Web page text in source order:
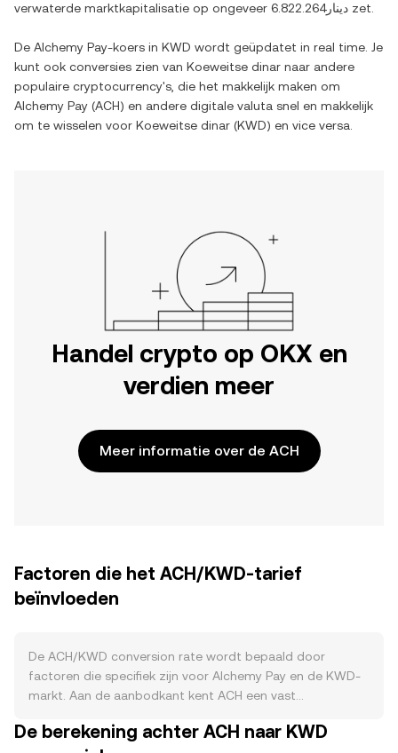
verwaterde marktkapitalisatie op ongeveer
دينار6.822.264 zet.
De Alchemy Pay-koers in KWD wordt geüpdatet in real time. Je
kunt ook conversies zien van Koeweitse dinar naar andere
populaire cryptocurrency's, die het makkelijk maken om
Alchemy Pay (ACH) en andere digitale valuta snel en makkelijk
om te wisselen voor Koeweitse dinar (KWD) en vice versa.
Handel crypto op OKX en
verdien meer
Meer informatie over de ACH
Factoren die het ACH/KWD-tarief
beïnvloeden
De ACH/KWD conversion rate wordt bepaald door
factoren die specifiek zijn voor Alchemy Pay en de KWD-
markt. Aan de aanbodkant kent ACH een vast
vestingprogramma’s; nieuwe tokens komen vooral via
De berekening achter ACH naar KWD